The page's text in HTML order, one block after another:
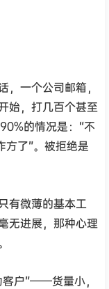
一个公司邮箱，
始，打几百个甚至
的情况是：“不
方了”。被拒绝是
有微薄的基本工
无进展，那种心理
户”——货量小，